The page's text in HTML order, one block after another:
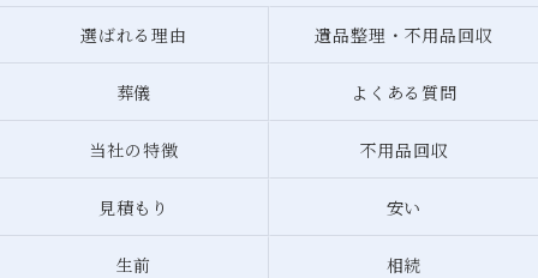
選ばれる理由 遺品整理・不用品回収
葬儀 よくある質問
当社の特徴 不用品回収
見積もり 安い
生前 相続